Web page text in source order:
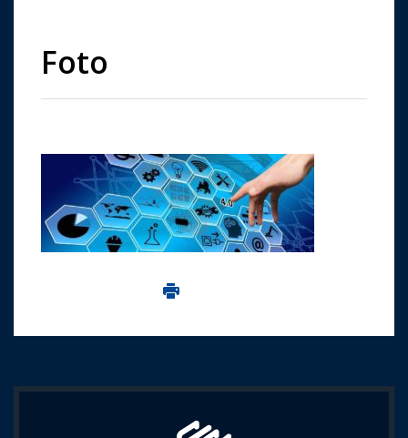
Foto
Imprima aceasta pagina